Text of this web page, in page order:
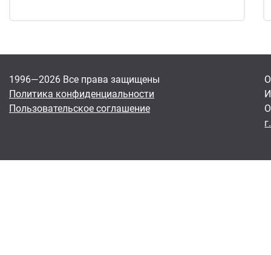
1996—2026 Все права защищены
Политика конфиденциальности
Пользовательское соглашение